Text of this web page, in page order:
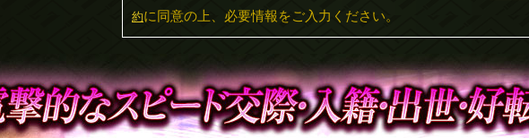
約に同意の上、必要情報をご入力ください。